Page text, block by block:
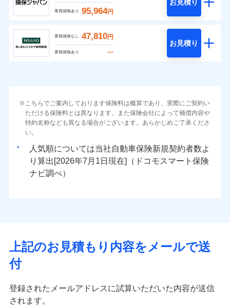
車両保険あり 95,964円
お見積り
車両保険なし 47,810円
車両保険あり ---
お見積り
こちらでご案内しております保険料は概算であり、実際にご契約い
ただける保険料とは異なります。また保険会社によって補償内容や
特約名称なども異なる場合がございます。あらかじめご了承くださ
い。
人気順については当社
新規契約者数よ
り算出[
年 月
日現在]（ドコモスマート保険
ナビ調べ）
上記のお見積もり内容をメールで送
付
登録されたメールアドレスに試算いただいた内容が送信
されます。